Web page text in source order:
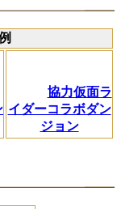
協力仮面ラ
イダーコラボダン
ジョン